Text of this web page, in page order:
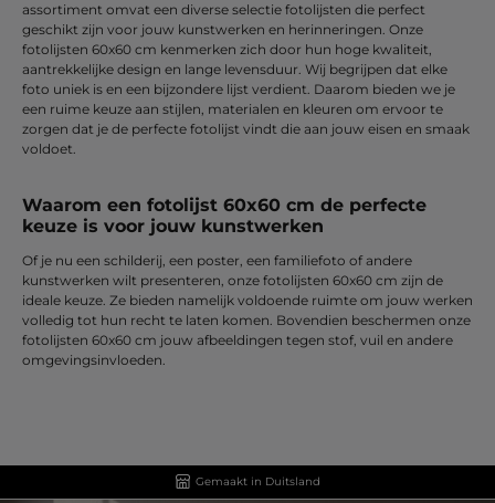
assortiment omvat een diverse selectie fotolijsten die perfect
geschikt zijn voor jouw kunstwerken en herinneringen. Onze
fotolijsten 60x60 cm kenmerken zich door hun hoge kwaliteit,
aantrekkelijke design en lange levensduur. Wij begrijpen dat elke
foto uniek is en een bijzondere lijst verdient. Daarom bieden we je
een ruime keuze aan stijlen, materialen en kleuren om ervoor te
zorgen dat je de perfecte fotolijst vindt die aan jouw eisen en smaak
voldoet.
Waarom een fotolijst 60x60 cm de perfecte
keuze is voor jouw kunstwerken
Of je nu een schilderij, een poster, een familiefoto of andere
kunstwerken wilt presenteren, onze fotolijsten 60x60 cm zijn de
ideale keuze. Ze bieden namelijk voldoende ruimte om jouw werken
volledig tot hun recht te laten komen. Bovendien beschermen onze
fotolijsten 60x60 cm jouw afbeeldingen tegen stof, vuil en andere
omgevingsinvloeden.
Gemaakt in Duitsland